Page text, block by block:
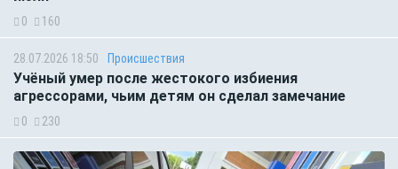
0 160
28.07.2026 18:50 Происшествия
Учёный умер после жестокого избиения
агрессорами, чьим детям он сделал замечание
0 230